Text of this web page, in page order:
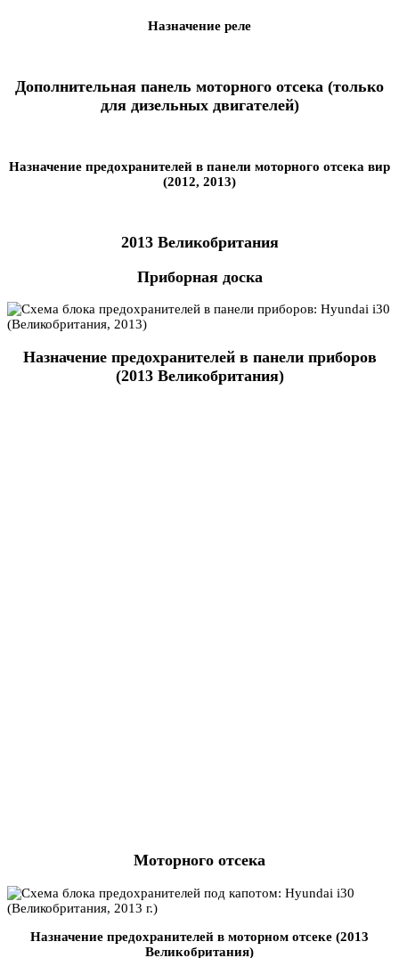
Назначение реле
Дополнительная панель моторного отсека (только
для дизельных двигателей)
Назначение предохранителей в панели моторного отсека вир
(2012, 2013)
2013 Великобритания
Приборная доска
Назначение предохранителей в панели приборов
(2013 Великобритания)
Моторного отсека
Назначение предохранителей в моторном отсеке (2013
Великобритания)